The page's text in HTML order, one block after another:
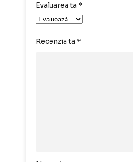
Evaluarea ta *
Recenzia ta *